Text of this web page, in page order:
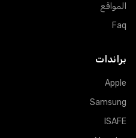
المواقع
Faq
براندات
Apple
Samsung
ISAFE